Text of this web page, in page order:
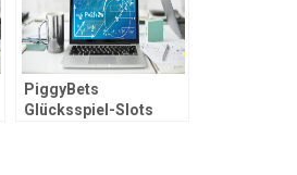
PiggyBets
Glücksspiel-Slots